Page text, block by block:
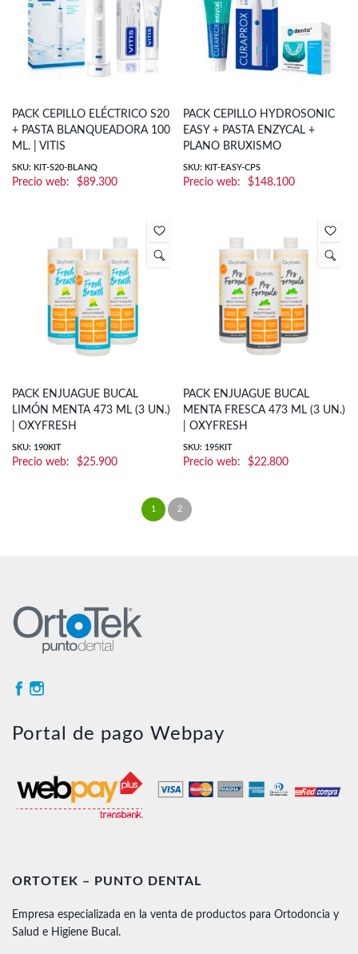
PACK CEPILLO ELÉCTRICO S20
+ PASTA BLANQUEADORA 100
ML. | VITIS
SKU: KIT-S20-BLANQ
$89.300
PACK CEPILLO HYDROSONIC
EASY + PASTA ENZYCAL +
PLANO BRUXISMO
SKU: KIT-EASY-CPS
$148.100
PACK ENJUAGUE BUCAL
LIMÓN MENTA 473 ML (3 UN.)
| OXYFRESH
SKU: 190KIT
$25.900
PACK ENJUAGUE BUCAL
MENTA FRESCA 473 ML (3 UN.)
| OXYFRESH
SKU: 195KIT
$22.800
1 2
Portal de pago Webpay
ORTOTEK – PUNTO DENTAL
Empresa especializada en la venta de productos para Ortodoncia y
Salud e Higiene Bucal.